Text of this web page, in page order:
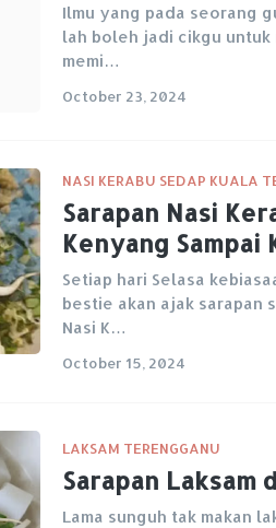
Ilmu yang pada seorang
lah boleh jadi cikgu untuk
memi…
October 23, 2024
NASI KERABU SEDAP KUALA
Sarapan Nasi
Kenyang Sampai
Setiap hari Selasa
bestie akan ajak sarapan
Nasi K…
October 15, 2024
LAKSAM TERENGGANU
Sarapan Laksam
Lama sunguh tak makan